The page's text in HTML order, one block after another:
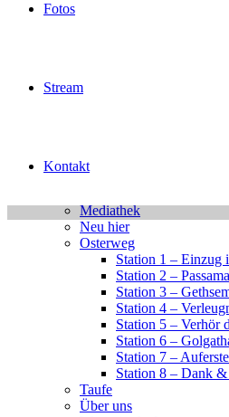
Fotos
Stream
Kontakt
Kinderfest 2026
Logout
MBG Hameln
Mediathek
Neu hier
Osterweg
Station 1 – Einzug
Station 2 –
Station 3 –
Station 4 –
Station 5 – Verhör
Station 6 –
Station 7 –
Station 8 – Dank
Taufe
Über uns